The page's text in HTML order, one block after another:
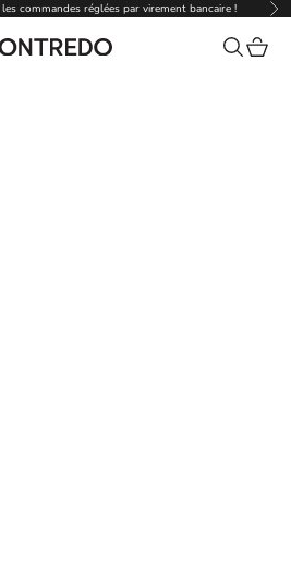
commandes réglées par virement bancaire !
Recherche
Panier